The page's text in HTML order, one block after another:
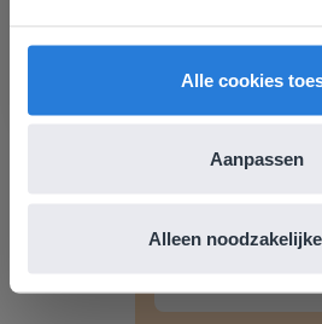
Alle cookies
Aanpassen
Alleen
Les 11
English